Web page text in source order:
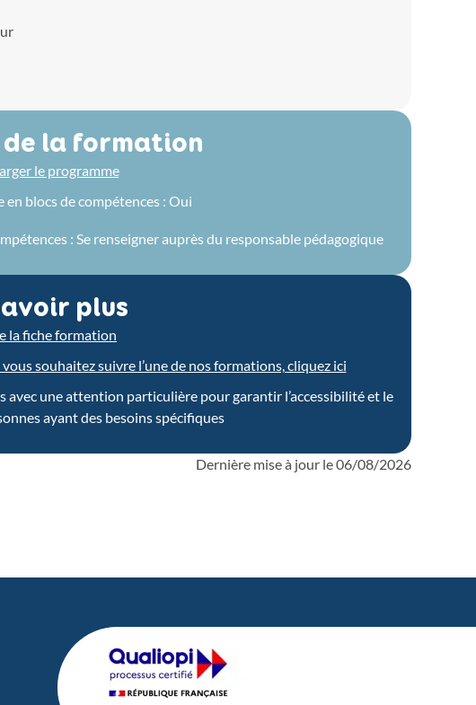
de la formation
le programme
blocs de compétences : Oui
: Se renseigner auprès du responsable pédagogique
plus
la fiche formation
souhaitez suivre l’une de nos formations, cliquez ici
une attention particulière pour garantir l’accessibilité et le
ayant des besoins spécifiques
Dernière mise à jour le06/08/2026